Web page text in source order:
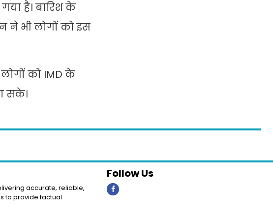
है। बारिश के
ने भी लोगों को इस
लोगों को IMD के
सके।
accurate, reliable,
to provide factual
Follow Us